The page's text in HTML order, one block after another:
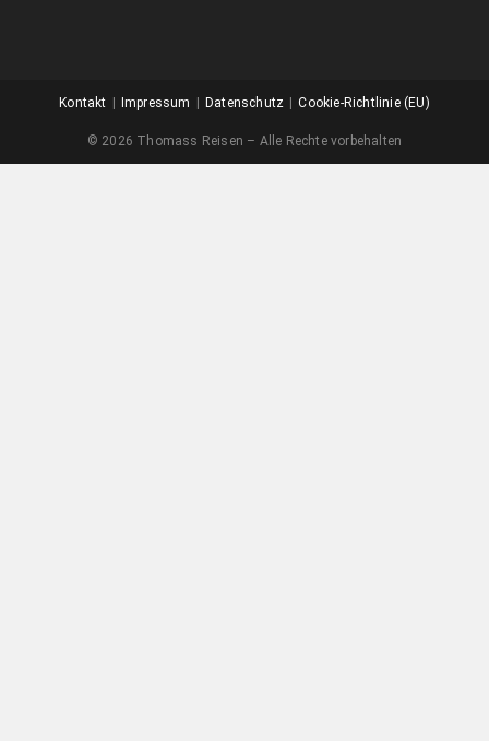
Kontakt Impressum Datenschutz Cookie-Richtlinie (EU)
© 2026 Thomass Reisen – Alle Rechte vorbehalten